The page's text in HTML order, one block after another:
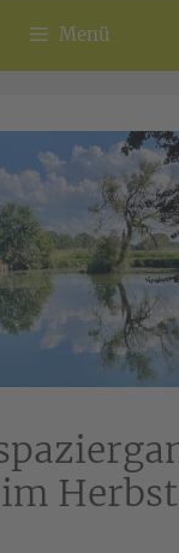
Menü